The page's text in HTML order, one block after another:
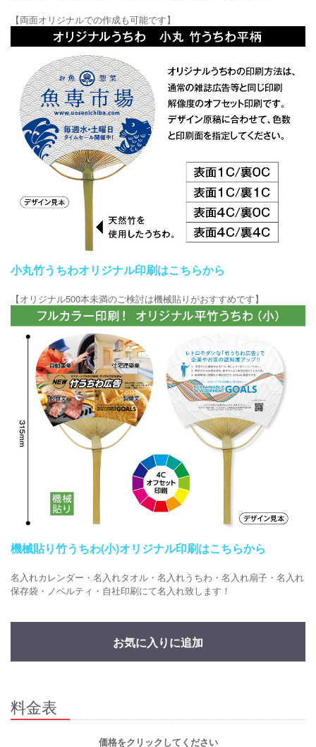
【両面オリジナルでの作成も可能です】
小丸竹うちわオリジナル印刷はこちらから
【オリジナル500本未満のご検討は機械貼りがおすすめです】
機械貼り竹うちわ(小)オリジナル印刷はこちらから
名入れカレンダー・名入れタオル・名入れうちわ・名入れ扇子・名入れ
保存袋・ノベルティ・自社印刷にて名入れ致します！
お気に入りに追加
料金表
価格をクリックしてください